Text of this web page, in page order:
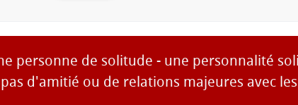
personne de solitude - une personnalité
d'amitié ou de relations majeures avec